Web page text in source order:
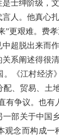
士绅阶级，
人。他真心
”更艰难。费
超脱出来而
系阐述得很
。《江村经济
、贸易、土
有争议。也有
部关于中国
观念而构成